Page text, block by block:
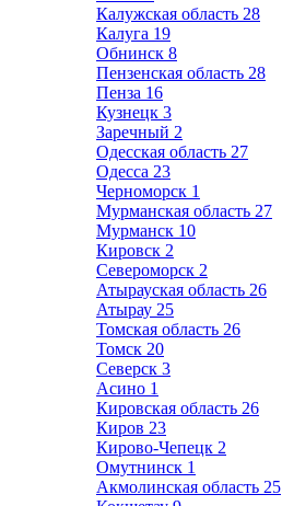
Калужская область 28
Калуга 19
Обнинск 8
Пензенская область 28
Пенза 16
Кузнецк 3
Заречный 2
Одесская область 27
Одесса 23
Черноморск 1
Мурманская область 27
Мурманск 10
Кировск 2
Североморск 2
Атырауская область 26
Атырау 25
Томская область 26
Томск 20
Северск 3
Асино 1
Кировская область 26
Киров 23
Кирово-Чепецк 2
Омутнинск 1
Акмолинская область 25